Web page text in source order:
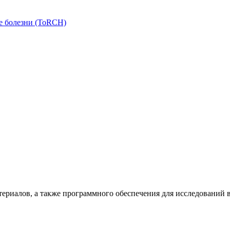
(ToRCH)
а также программного обеспечения для